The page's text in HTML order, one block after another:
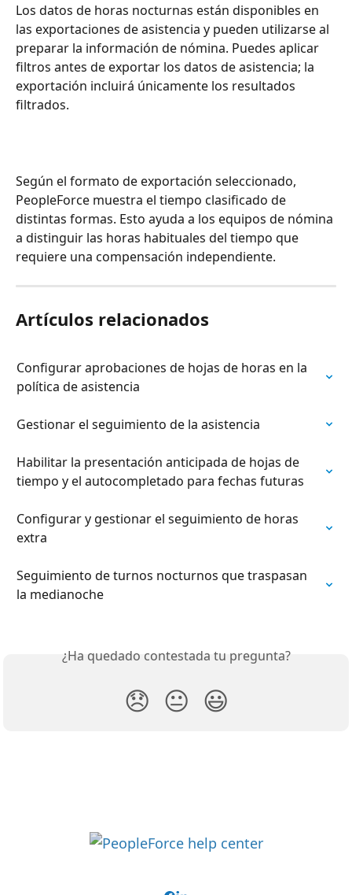
Los datos de horas nocturnas están disponibles en
las exportaciones de asistencia y pueden utilizarse al
preparar la información de nómina. Puedes aplicar
filtros antes de exportar los datos de asistencia; la
exportación incluirá únicamente los resultados
filtrados.
Según el formato de exportación seleccionado,
PeopleForce muestra el tiempo clasificado de
distintas formas. Esto ayuda a los equipos de nómina
a distinguir las horas habituales del tiempo que
requiere una compensación independiente.
Artículos relacionados
Configurar aprobaciones de hojas de horas en la
política de asistencia
Gestionar el seguimiento de la asistencia
Habilitar la presentación anticipada de hojas de
tiempo y el autocompletado para fechas futuras
Configurar y gestionar el seguimiento de horas
extra
Seguimiento de turnos nocturnos que traspasan
la medianoche
¿Ha quedado contestada tu pregunta?
😞 😐 😃